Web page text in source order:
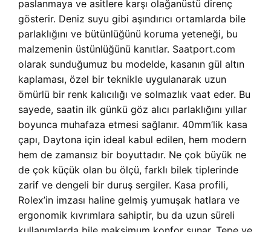
paslanmaya ve asitlere karşı olağanüstü direnç
gösterir. Deniz suyu gibi aşındırıcı ortamlarda bile
parlaklığını ve bütünlüğünü koruma yeteneği, bu
malzemenin üstünlüğünü kanıtlar. Saatport.com
olarak sunduğumuz bu modelde, kasanın gül altın
kaplaması, özel bir teknikle uygulanarak uzun
ömürlü bir renk kalıcılığı ve solmazlık vaat eder. Bu
sayede, saatin ilk günkü göz alıcı parlaklığını yıllar
boyunca muhafaza etmesi sağlanır. 40mm’lik kasa
çapı, Daytona için ideal kabul edilen, hem modern
hem de zamansız bir boyuttadır. Ne çok büyük ne
de çok küçük olan bu ölçü, farklı bilek tiplerinde
zarif ve dengeli bir duruş sergiler. Kasa profili,
Rolex’in imzası haline gelmiş yumuşak hatlara ve
ergonomik kıvrımlara sahiptir, bu da uzun süreli